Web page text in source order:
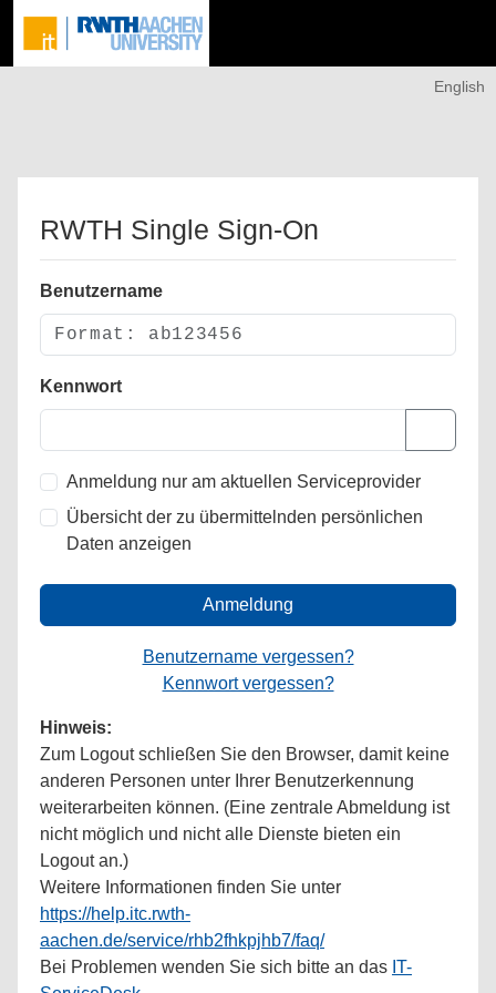
English
RWTH Single Sign-On
Benutzername
Kennwort
Anmeldung nur am aktuellen Serviceprovider
Übersicht der zu übermittelnden persönlichen
Daten anzeigen
Anmeldung
Benutzername vergessen?
Kennwort vergessen?
Hinweis:
Zum Logout schließen Sie den Browser, damit keine
anderen Personen unter Ihrer Benutzerkennung
weiterarbeiten können. (Eine zentrale Abmeldung ist
nicht möglich und nicht alle Dienste bieten ein
Logout an.)
Weitere Informationen finden Sie unter
https://help.itc.rwth-
aachen.de/service/rhb2fhkpjhb7/faq/
Bei Problemen wenden Sie sich bitte an das IT-